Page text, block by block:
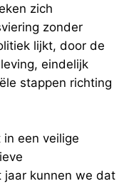
zich
zonder
lijkt, door de
eindelijk
stappen richting
een veilige
jaar kunnen we dat